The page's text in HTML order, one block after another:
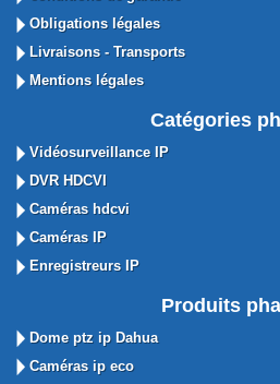
Obligations légales
Livraisons - Transports
Mentions légales
Catégories
Vidéosurveillance IP
DVR HDCVI
Caméras hdcvi
Caméras IP
Enregistreurs IP
Produits
Dome ptz ip Dahua
Caméras ip eco